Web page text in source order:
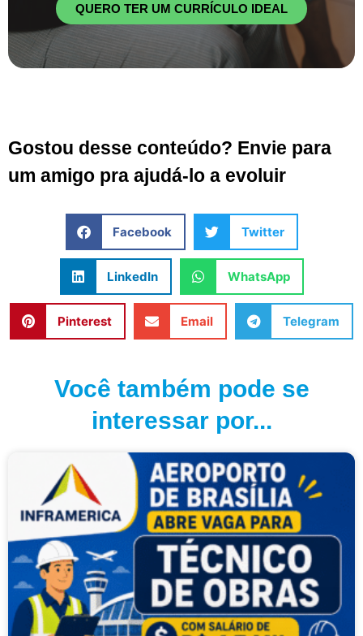
QUERO TER UM CURRÍCULO IDEAL
Gostou desse conteúdo? Envie para
um amigo pra ajudá-lo a evoluir
Facebook Twitter
LinkedIn WhatsApp
Pinterest Email Telegram
Você também pode se
interessar por...